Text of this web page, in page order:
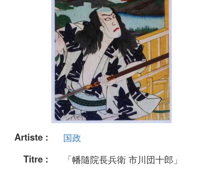
Artiste :
国政
Titre :
「幡隨院長兵衛 市川団十郎」